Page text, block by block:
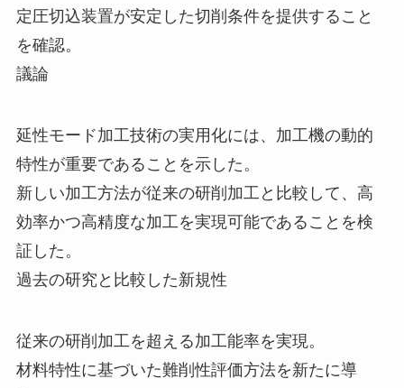
定圧切込装置が安定した切削条件を提供すること
を確認。
議論
延性モード加工技術の実用化には、加工機の動的
特性が重要であることを示した。
新しい加工方法が従来の研削加工と比較して、高
効率かつ高精度な加工を実現可能であることを検
証した。
過去の研究と比較した新規性
従来の研削加工を超える加工能率を実現。
材料特性に基づいた難削性評価方法を新たに導